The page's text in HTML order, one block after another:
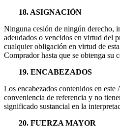
18. ASIGNACIÓN
Ninguna cesión de ningún derecho,
adeudados o vencidos en virtud del
cualquier obligación en virtud de
Comprador hasta que se obtenga su
19. ENCABEZADOS
Los encabezados contenidos en
conveniencia de referencia y no
significado sustancial en la
20. FUERZA MAYOR